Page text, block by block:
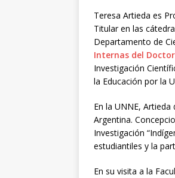
Teresa Artieda es
Titular en las
Departamento de
Internas del
Investigación
la Educación por la
En la UNNE,
Argentina.
Investigación
estudiantiles y la
En su visita a la